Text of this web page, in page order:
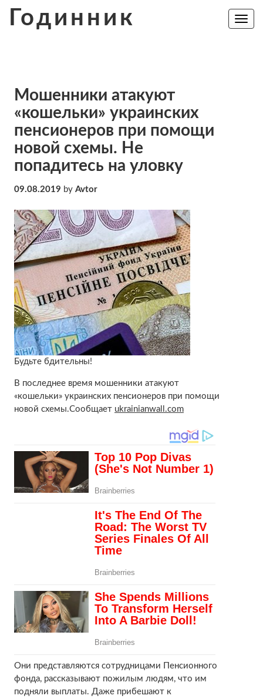
Годинник
Toggle
Мошенники атакуют
«кошельки» украинских
пенсионеров при помощи
новой схемы. Не
попадитесь на уловку
09.08.2019 by Avtor
Будьте бдительны!
В последнее время мошенники атакуют
«кошельки» украинских пенсионеров при помощи
новой схемы.Сообщает ukrainianwall.com
Они представляются сотрудницами Пенсионного
фонда, рассказывают пожилым людям, что им
подняли выплаты. Даже прибешают к